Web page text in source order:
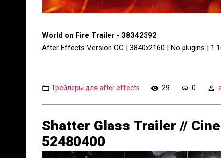
World on Fire Trailer - 38342392
After Effects Version CC | 3840x2160 | No plugins |
Трейлеры для after effects 29 0
Shatter Glass Trailer //
52480400